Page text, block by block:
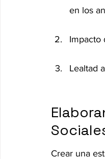
en los
Impacto
Lealtad
Crear una